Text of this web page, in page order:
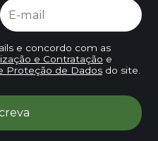
e concordo com as
e Contratação e
Proteção de Dadosdo site.